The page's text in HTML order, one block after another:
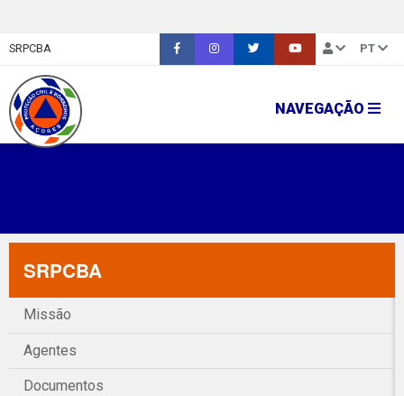
SRPCBA PT
NAVEGAÇÃO
SRPCBA
Missão
Agentes
Documentos